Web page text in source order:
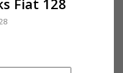
Fiat 128